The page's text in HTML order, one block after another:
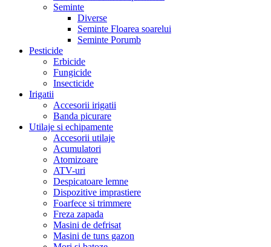
Seminte
Diverse
Seminte Floarea soarelui
Seminte Porumb
Pesticide
Erbicide
Fungicide
Insecticide
Irigatii
Accesorii irigatii
Banda picurare
Utilaje si echipamente
Accesorii utilaje
Acumulatori
Atomizoare
ATV-uri
Despicatoare lemne
Dispozitive imprastiere
Foarfece si trimmere
Freza zapada
Masini de defrisat
Masini de tuns gazon